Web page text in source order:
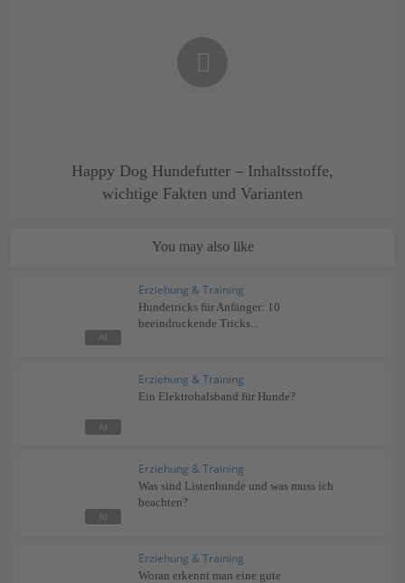
Happy Dog Hundefutter – Inhaltsstoffe,
wichtige Fakten und Varianten
You may also like
Erziehung & Training
Hundetricks für Anfänger: 10
beeindruckende Tricks...
Erziehung & Training
Ein Elektrohalsband für Hunde?
Erziehung & Training
Was sind Listenhunde und was muss ich
beachten?
Erziehung & Training
Woran erkennt man eine gute